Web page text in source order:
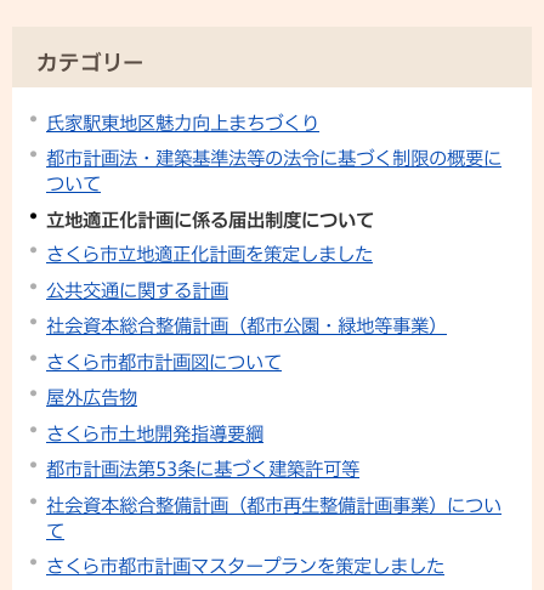
カテゴリー
氏家駅東地区魅力向上まちづくり
都市計画法・建築基準法等の法令に基づく制限の概要に
ついて
立地適正化計画に係る届出制度について
さくら市立地適正化計画を策定しました
公共交通に関する計画
社会資本総合整備計画（都市公園・緑地等事業）
さくら市都市計画図について
屋外広告物
さくら市土地開発指導要綱
都市計画法第53条に基づく建築許可等
社会資本総合整備計画（都市再生整備計画事業）につい
て
さくら市都市計画マスタープランを策定しました